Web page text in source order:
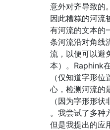
意外对齐导致的
因此糟糕的河流
有河流的文本的
条河流沿对角线
流，以便可以避
本）。Raphink
（仅知道字形
心，检测河流的
（因为字形形状
。我尝试了多种
但是我提出的应